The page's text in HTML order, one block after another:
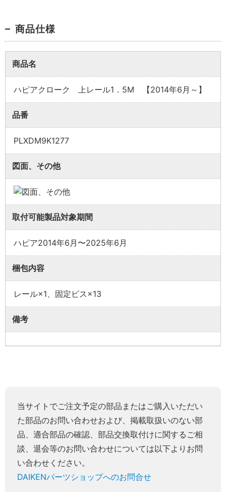
商品仕様
商品名
ハピアクローク 上レール1．5M 【2014年6月～】
品番
PLXDM9K1277
図面、その他
取付可能製品対象期間
ハピア2014年6月〜2025年6月
梱包内容
レール×1、固定ビス×13
備考
当サイトでご注文予定の部品またはご購入いただい
た部品のお問い合わせおよび、掲載取扱いのない部
品、適合部品の確認、部品交換取付けに関するご相
談、退会等のお問い合わせについては以下よりお問
い合わせください。
DAIKENパーツショップへのお問合せ
業者様向け商品とは
取付方法説明書や埋木などの同梱品が付属してい
ない商品です。
同梱品が必要な場合は、「※業者様向け」と記載の
ない商品をご購入ください。